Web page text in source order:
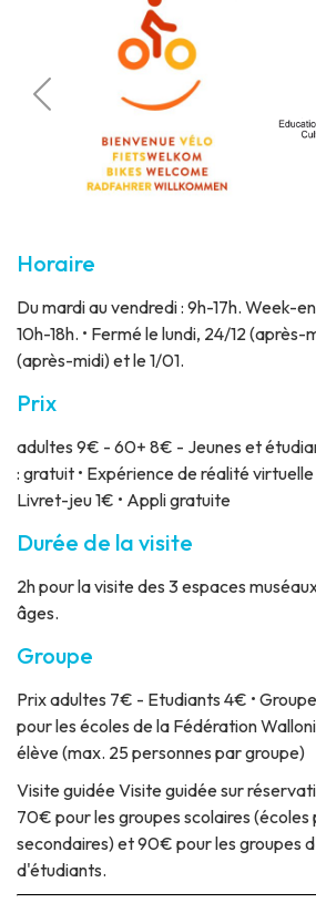
Horaire
Du mardi au vendredi : 9h-17h. Week-
10h-18h. • Fermé le lundi, 24/12 (après-
(après-midi) et le 1/01.
Prix
adultes 9€ - 60+ 8€ - Jeunes et
: gratuit • Expérience de réalité virtuelle
Livret-jeu 1€ • Appli gratuite
Durée de la visite
2h pour la visite des 3 espaces
âges.
Groupe
Prixadultes 7€ - Etudiants 4€ •
pour les écoles de la Fédération
élève (max. 25 personnes par groupe)
Visite guidéeVisite guidée sur
70€ pour les groupes scolaires (écoles
secondaires) et 90€ pour les groupes
d'étudiants.